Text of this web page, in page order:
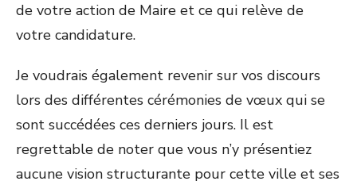
de votre action de Maire et ce qui relève de
votre candidature.
Je voudrais également revenir sur vos discours
lors des différentes cérémonies de vœux qui se
sont succédées ces derniers jours. Il est
regrettable de noter que vous n’y présentiez
aucune vision structurante pour cette ville et ses